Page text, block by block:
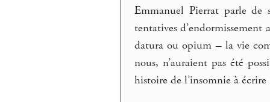
Emmanuel Pierrat parle de
tentatives
datura ou opium – la vie
nous, n’auraient pas été
histoire de l’insomnie à écrire